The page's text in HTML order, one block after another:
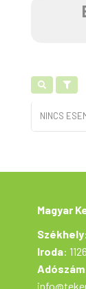
NINCS
Magyar
Székhely
Iroda:
Adószám